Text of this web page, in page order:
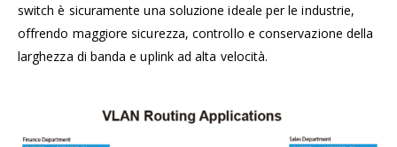
switch è sicuramente una soluzione ideale per le industrie,
offrendo maggiore sicurezza, controllo e conservazione della
larghezza di banda e uplink ad alta velocità.